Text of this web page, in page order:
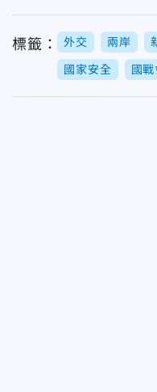
標籤： 外交 兩岸
國家安全 國戰